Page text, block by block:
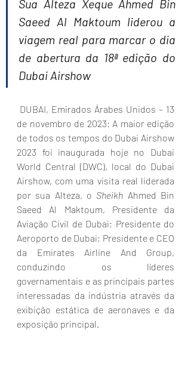
Sua Alteza Xeque Ahmed Bin
Saeed Al Maktoum liderou a
viagem real para marcar o dia
de abertura da 18ª edição do
Dubai Airshow
DUBAI, Emirados Árabes Unidos – 13
de novembro de 2023: A maior edição
de todos os tempos do Dubai Airshow
2023 foi inaugurada hoje no Dubai
World Central (DWC), local do Dubai
Airshow, com uma visita real liderada
por sua Alteza, o Sheikh Ahmed Bin
Saeed Al Maktoum, Presidente da
Aviação Civil de Dubai; Presidente do
Aeroporto de Dubai; Presidente e CEO
da Emirates Airline And Group,
conduzindo os líderes
governamentais e as principais partes
interessadas da indústria através da
exibição estática de aeronaves e da
exposição principal.